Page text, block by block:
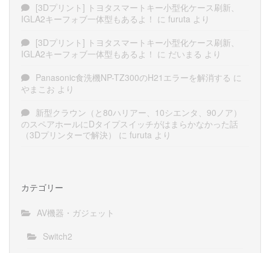
[3Dプリント] トヨタスマートキー小型化ケース刷新、
IGLA2キーフォブ一体型もあるよ！ に furuta より
[3Dプリント] トヨタスマートキー小型化ケース刷新、
IGLA2キーフォブ一体型もあるよ！ に だいまる より
Panasonic食洗機NP-TZ300のH21エラーを解消する に
やまこお より
新型クラウン（と80ハリアー、10シエンタ、90ノア）
のスペアホールにDタイプスイッチがはまらかなかった話
（3Dプリンターで解決）
に furuta より
カテゴリー
AV機器・ガジェット
Switch2